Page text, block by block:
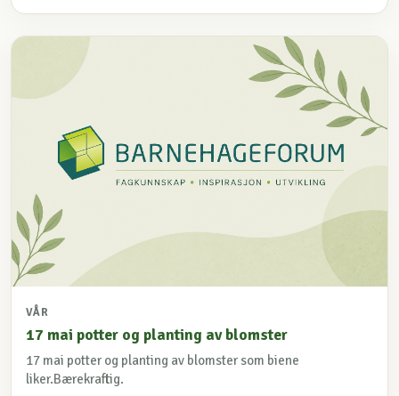
VÅR
17 mai potter og planting av blomster
17 mai potter og planting av blomster som biene
liker.Bærekraftig.